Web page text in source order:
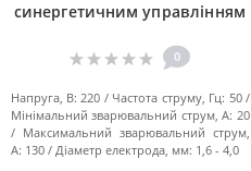
синергетичним управлінням
0
Напруга, В: 220 Частота струму, Гц: 50
Мінімальний зварювальний струм, А: 20
Максимальний зварювальний струм,
А: 130 Діаметр електрода, мм: 1,6 - 4,0